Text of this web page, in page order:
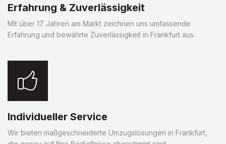
Erfahrung & Zuverlässigkeit
Mit über 17 Jahren am Markt zeichnen uns umfassende
Erfahrung und bewährte Zuverlässigkeit in Frankfurt aus.
Individueller Service
Wir bieten maßgeschneiderte Umzugslösungen in Frankfurt,